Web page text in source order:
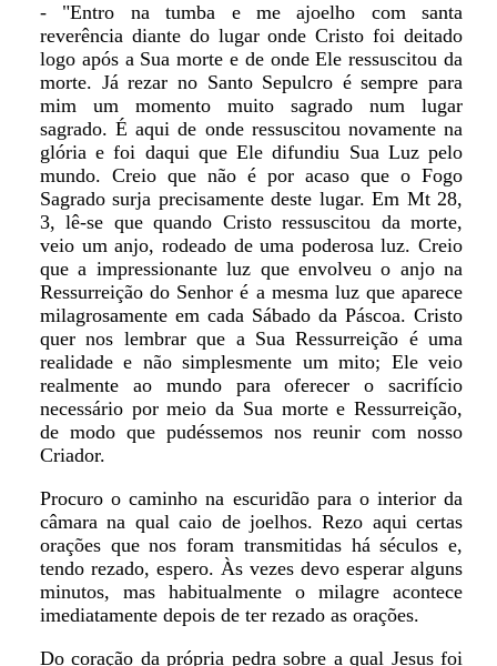
- "Entro na tumba e me ajoelho com santa
reverência diante do lugar onde Cristo foi deitado
logo após a Sua morte e de onde Ele ressuscitou da
morte. Já rezar no Santo Sepulcro é sempre para
mim um momento muito sagrado num lugar
sagrado. É aqui de onde ressuscitou novamente na
glória e foi daqui que Ele difundiu Sua Luz pelo
mundo. Creio que não é por acaso que o Fogo
Sagrado surja precisamente deste lugar. Em Mt 28,
3, lê-se que quando Cristo ressuscitou da morte,
veio um anjo, rodeado de uma poderosa luz. Creio
que a impressionante luz que envolveu o anjo na
Ressurreição do Senhor é a mesma luz que aparece
milagrosamente em cada Sábado da Páscoa. Cristo
quer nos lembrar que a Sua Ressurreição é uma
realidade e não simplesmente um mito; Ele veio
realmente ao mundo para oferecer o sacrifício
necessário por meio da Sua morte e Ressurreição,
de modo que pudéssemos nos reunir com nosso
Criador.
Procuro o caminho na escuridão para o interior da
câmara na qual caio de joelhos. Rezo aqui certas
orações que nos foram transmitidas há séculos e,
tendo rezado, espero. Às vezes devo esperar alguns
minutos, mas habitualmente o milagre acontece
imediatamente depois de ter rezado as orações.
Do coração da própria pedra sobre a qual Jesus foi